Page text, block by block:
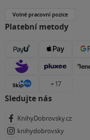
Volné pracovní pozice
Platební metody
+ 17
Sledujte nás
KnihyDobrovsky.cz
knihydobrovsky